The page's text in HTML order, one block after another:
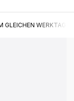
GLEICHEN WERKTAG*